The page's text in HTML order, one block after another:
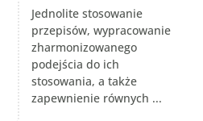
Jednolite stosowanie
przepisów, wypracowanie
zharmonizowanego
podejścia do ich
stosowania, a także
zapewnienie równych ...